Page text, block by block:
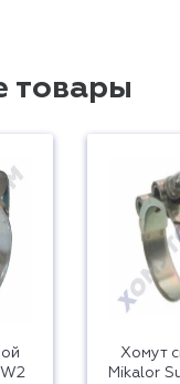
товары
Хомут
Mikalor